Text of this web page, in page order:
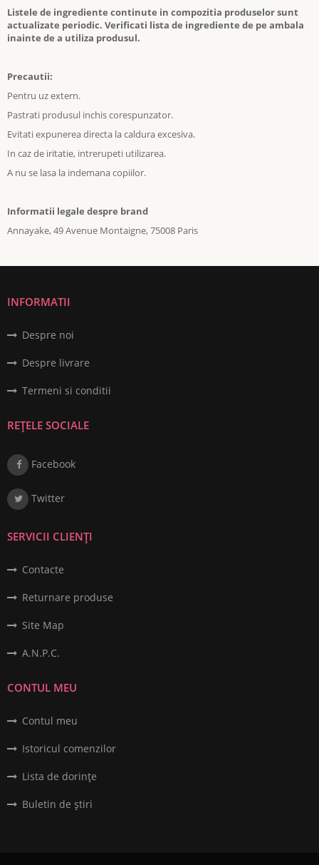
Listele de ingrediente continute in compozitia produselor sunt
actualizate periodic. Verificati lista de ingrediente de pe ambala
inainte de a utiliza produsul.
Precautii:
Pentru uz extern.
Pastrati produsul inchis corespunzator.
Evitati expunerea directa la caldura excesiva.
In caz de iritatie, intrerupeti utilizarea.
A nu se lasa la indemana copiilor.
Informatii legale despre brand
Annayake, 49 Avenue Montaigne, 75008 Paris
INFORMATII
Despre noi
Despre livrare
Termeni si conditii
REȚELE SOCIALE
Facebook
Twitter
SERVICII CLIENȚI
Contacte
Returnare produse
Site Map
A.N.P.C.
CONTUL MEU
Contul meu
Istoricul comenzilor
Lista de dorințe
Buletin de știri